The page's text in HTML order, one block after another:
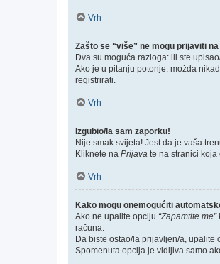
Vrh
Zašto se “više” ne mogu prijaviti
Dva su moguća razloga: ili ste
Ako je u pitanju potonje: možda
registrirati.
Vrh
Izgubio/la sam zaporku!
Nije smak svijeta! Jest da je vaša
Kliknete na Prijava te na stranici
Vrh
Kako mogu onemogućiti
Ako ne upalite opciju “Zapamtite me”
računa.
Da biste ostao/la prijavljen/a, upalite
Spomenuta opcija je vidljiva samo